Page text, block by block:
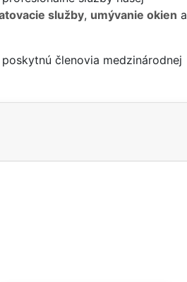
služby, umývanie okien a
členovia medzinárodnej